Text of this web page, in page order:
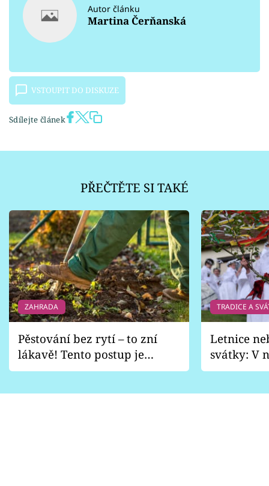
Autor článku
Martina Čerňanská
VSTOUPIT DO DISKUZE
Sdílejte článek
PŘEČTĚTE SI TAKÉ
ZAHRADA
Pěstování bez rytí – to zní
lákavě! Tento postup je
vhodný jen pro některé
TRADICE A
Letnice
svátky: V
pondělí